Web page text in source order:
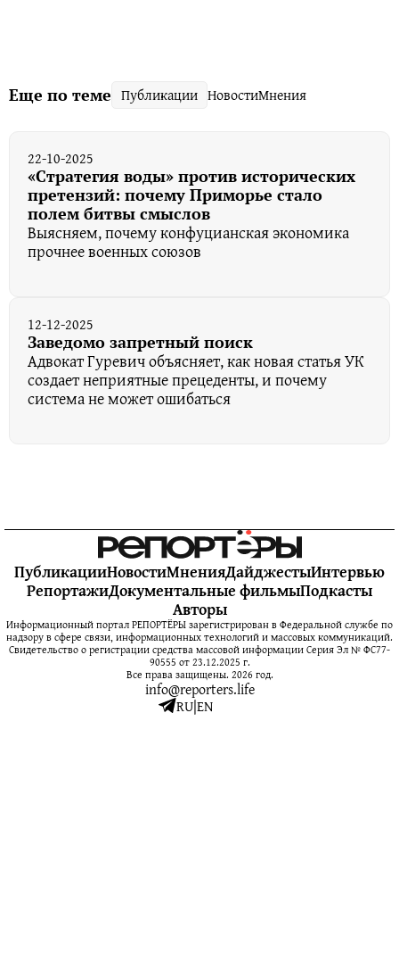
Еще по теме Публикации НовостиМнения
22-10-2025
«Стратегия воды» против исторических
претензий: почему Приморье стало
полем битвы смыслов
Выясняем, почему конфуцианская экономика
прочнее военных союзов
12-12-2025
Заведомо запретный поиск
Адвокат Гуревич объясняет, как новая статья УК
создает неприятные прецеденты, и почему
система не может ошибаться
ПубликацииНовостиМненияДайджестыИнтервью
РепортажиДокументальные фильмыПодкасты
Авторы
Информационный портал РЕПОРТЁРЫ зарегистрирован в Федеральной службе по
надзору в сфере связи, информационных технологий и массовых коммуникаций.
Свидетельство о регистрации средства массовой информации Серия Эл № ФС77-
90555 от 23.12.2025 г.
Все права защищены. 2026 год.
info@reporters.life
RU|EN